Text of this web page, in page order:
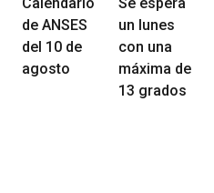
de ANSES
del 10 de
agosto
un lunes
con una
máxima de
13 grados